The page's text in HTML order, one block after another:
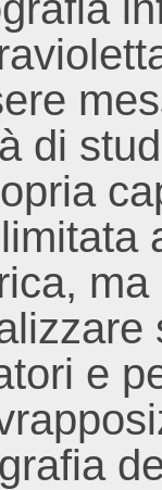
di
e